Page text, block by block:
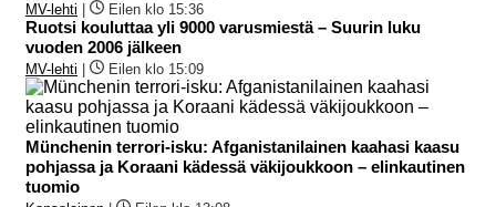
MV-lehti Eilen klo 15:36
Ruotsi kouluttaa yli 9000 varusmiestä – Suurin luku
vuoden 2006 jälkeen
MV-lehti Eilen klo 15:09
Münchenin terrori-isku: Afganistanilainen kaahasi kaasu
pohjassa ja Koraani kädessä väkijoukkoon – elinkautinen
tuomio